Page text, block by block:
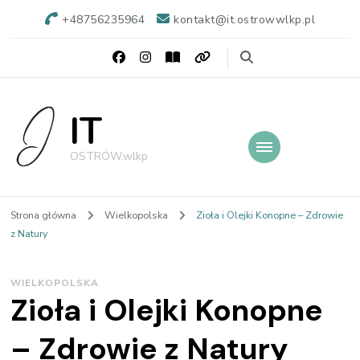
+48756235964 kontakt@it.ostrowwlkp.pl
IT
OSTRÓW.wlkp
Strona główna Wielkopolska
Zioła i Olejki Konopne – Zdrowie
z Natury
WIELKOPOLSKA
Zioła i Olejki Konopne
– Zdrowie z Natury